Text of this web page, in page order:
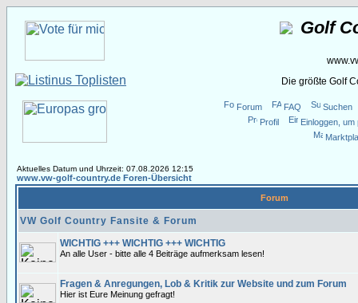
Golf
Die größte Golf
Forum FAQ
Suchen
Profil
Einloggen,
Aktuelles Datum und Uhrzeit: 07.08.2026 12:15
www.vw-golf-country.de Foren-Übersicht
Forum
VW Golf Country Fansite & Forum
WICHTIG +++ WICHTIG +++ WICHTIG
An alle User - bitte alle 4 Beiträge aufmerksam lesen!
Fragen & Anregungen, Lob & Kritik zur Website und zum Forum
Hier ist Eure Meinung gefragt!